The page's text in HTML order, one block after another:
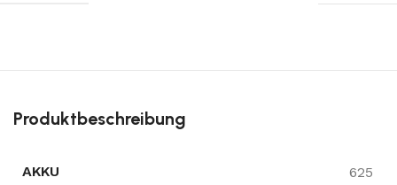
Produktbeschreibung
AKKU 625